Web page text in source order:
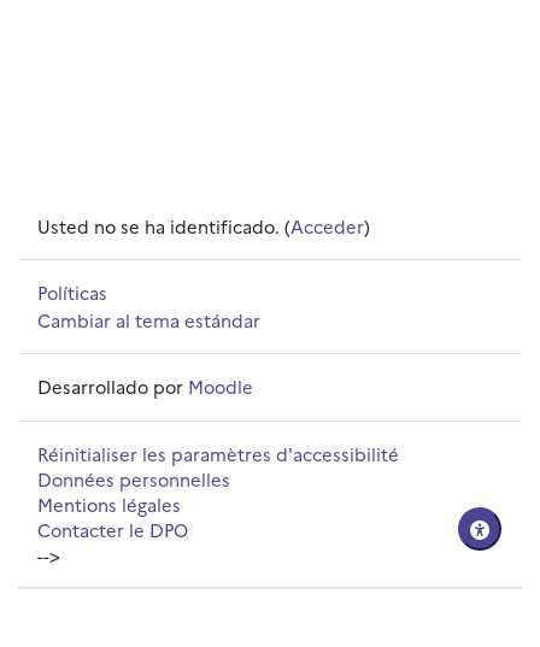
Usted no se ha identificado. (Acceder)
Políticas
Cambiar al tema estándar
Desarrollado por Moodle
Réinitialiser les paramètres d'accessibilité
Données personnelles
Mentions légales
Contacter le DPO
-->